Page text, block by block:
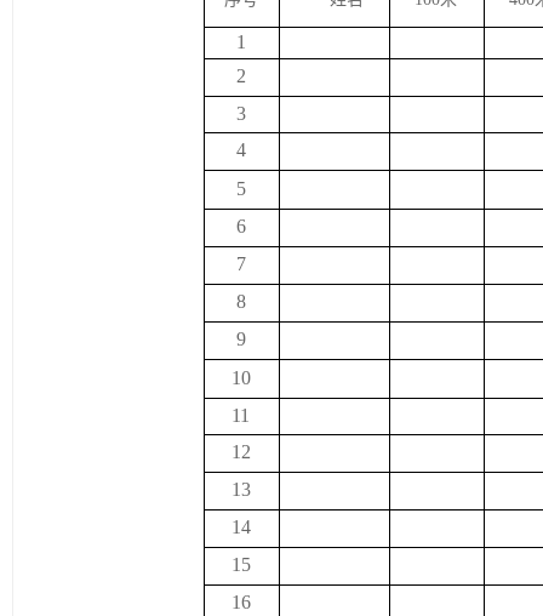
1
2
3
4
5
6
7
8
9
10
11
12
13
14
15
16